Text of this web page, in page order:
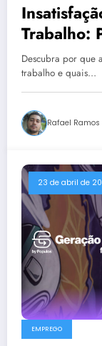
Trabalho:
os
Descubra por que
trabalho e quais…
Rafael Ramos
23 de abril de
EMPREGO